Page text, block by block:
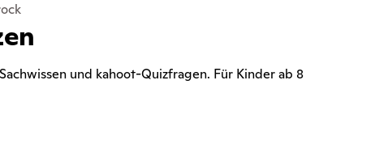
und kahoot-Quizfragen. Für Kinder ab 8